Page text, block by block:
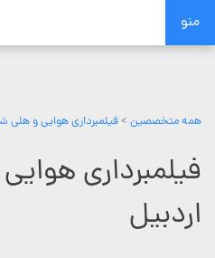
Skip
منو
همه متخصصین >فیلمبرداری هوایی و هلی
فیلمبرداری
اردبیل